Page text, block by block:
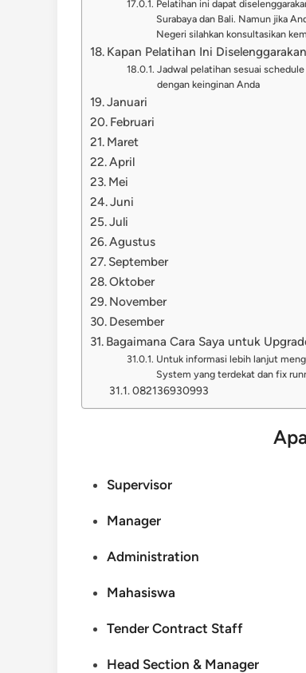
Pelatihan ini dapat
Surabaya dan Bali. Namun jika
Negeri silahkan konsultasikan
Kapan Pelatihan Ini Diselenggarakan
Jadwal pelatihan sesuai
dengan keinginan Anda
Januari
Februari
Maret
April
Mei
Juni
Juli
Agustus
September
Oktober
November
Desember
Bagaimana Cara Saya untuk
Untuk informasi lebih lanjut
System yang terdekat dan fix
082136930993
Supervisor
Manager
Administration
Mahasiswa
Tender Contract Staff
Head Section & Manager